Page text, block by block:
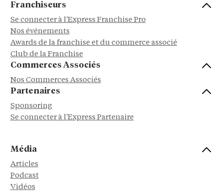
Franchiseurs
Se connecter à l'Express Franchise Pro
Nos événements
Awards de la franchise et du commerce associé
Club de la Franchise
Commerces Associés
Nos Commerces Associés
Partenaires
Sponsoring
Se connecter à l'Express Partenaire
Média
Articles
Podcast
Vidéos